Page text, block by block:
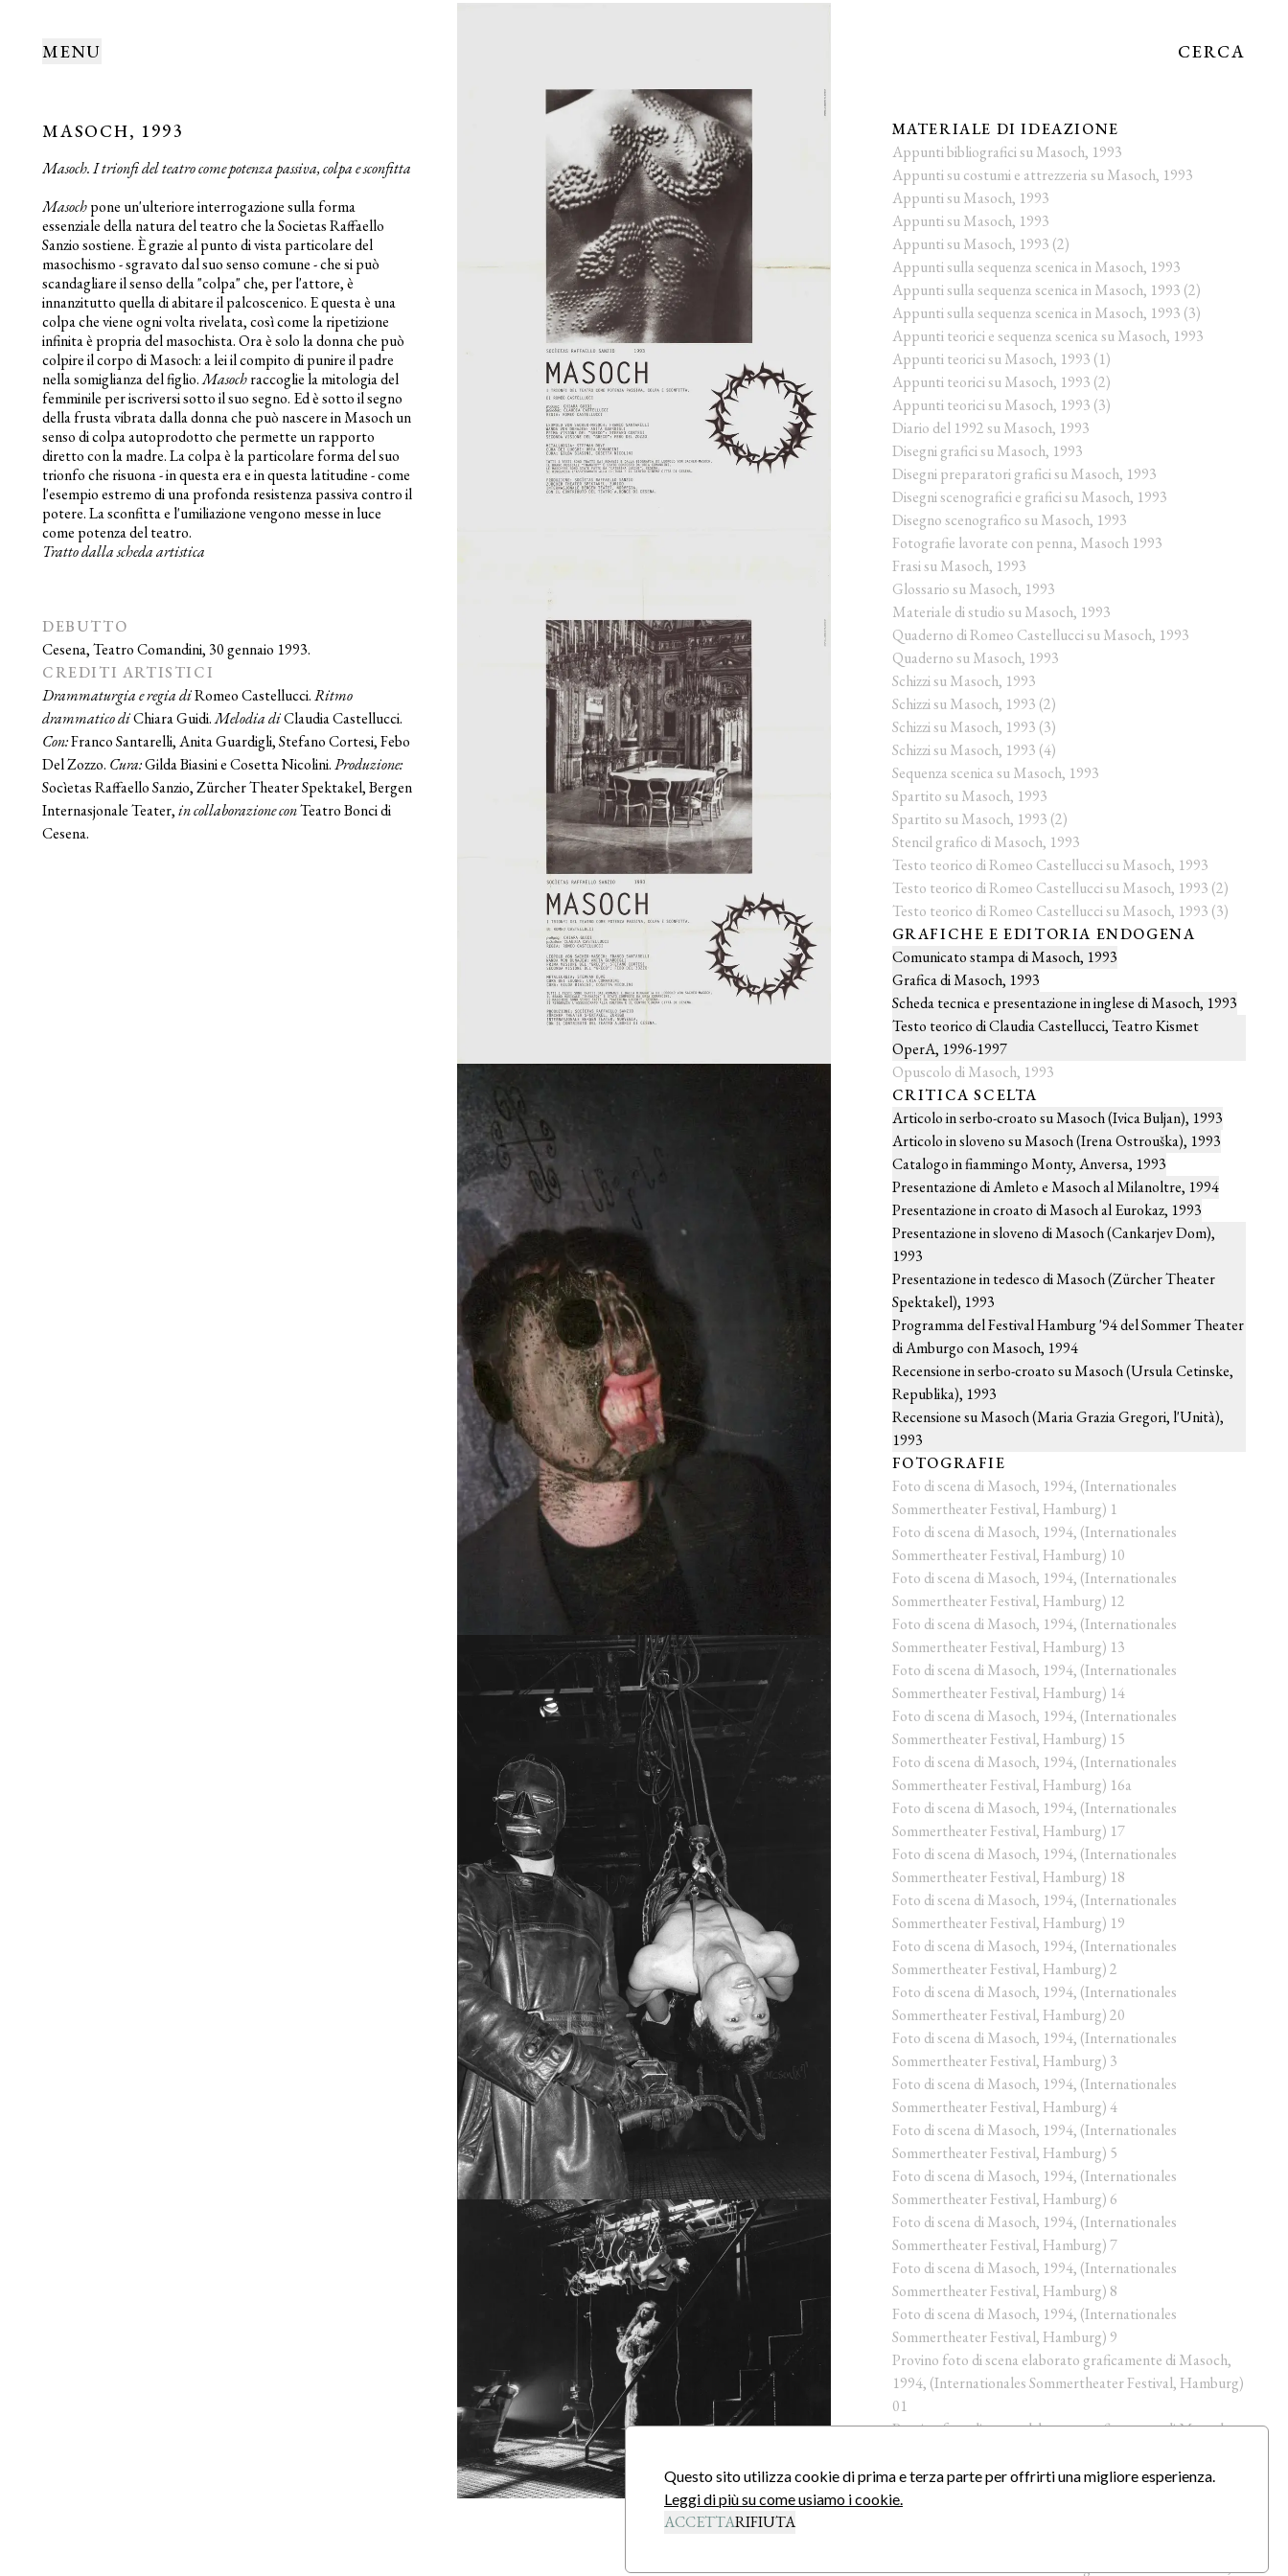
Questo sito utilizza cookie di prima e terza parte per offrirti una migliore esperienza.
Leggi di più su come usiamo i cookie.
ACCETTARIFIUTA
MENU CERCA
MASOCH, 1993
Masoch. I trionfi del teatro come potenza passiva, colpa e sconfitta
Masochpone un'ulteriore interrogazione sulla forma
essenziale della natura del teatro che la Societas Raffaello
Sanzio sostiene. È grazie al punto di vista particolare del
masochismo - sgravato dal suo senso comune - che si può
scandagliare il senso della "colpa" che, per l'attore, è
innanzitutto quella di abitare il palcoscenico. E questa è una
colpa che viene ogni volta rivelata, così come la ripetizione
infinita è propria del masochista. Ora è solo la donna che può
colpire il corpo di Masoch: a lei il compito di punire il padre
nella somiglianza del figlio.Masochraccoglie la mitologia del
femminile per iscriversi sotto il suo segno. Ed è sotto il segno
della frusta vibrata dalla donna che può nascere in Masoch un
senso di colpa autoprodotto che permette un rapporto
diretto con la madre. La colpa è la particolare forma del suo
trionfo che risuona - in questa era e in questa latitudine - come
l'esempio estremo di una profonda resistenza passiva contro il
potere. La sconfitta e l'umiliazione vengono messe in luce
come potenza del teatro.
Tratto dalla scheda artistica
DEBUTTO
Cesena, Teatro Comandini, 30 gennaio 1993.
CREDITI ARTISTICI
Drammaturgia e regia diRomeo Castellucci.Ritmo
drammatico diChiara Guidi.Melodia diClaudia Castellucci.
Con:Franco Santarelli, Anita Guardigli, Stefano Cortesi, Febo
Del Zozzo. Cura:Gilda Biasini e Cosetta Nicolini.Produzione:
Socìetas Raffaello Sanzio, Zürcher Theater Spektakel, Bergen
Internasjonale Teater,in collaborazione conTeatro Bonci di
Cesena.
MATERIALE DI IDEAZIONE
Appunti bibliografici su Masoch, 1993
Appunti su costumi e attrezzeria su Masoch, 1993
Appunti su Masoch, 1993
Appunti su Masoch, 1993
Appunti su Masoch, 1993 (2)
Appunti sulla sequenza scenica in Masoch, 1993
Appunti sulla sequenza scenica in Masoch, 1993 (2)
Appunti sulla sequenza scenica in Masoch, 1993 (3)
Appunti teorici e sequenza scenica su Masoch, 1993
Appunti teorici su Masoch, 1993 (1)
Appunti teorici su Masoch, 1993 (2)
Appunti teorici su Masoch, 1993 (3)
Diario del 1992 su Masoch, 1993
Disegni grafici su Masoch, 1993
Disegni preparatori grafici su Masoch, 1993
Disegni scenografici e grafici su Masoch, 1993
Disegno scenografico su Masoch, 1993
Fotografie lavorate con penna, Masoch 1993
Frasi su Masoch, 1993
Glossario su Masoch, 1993
Materiale di studio su Masoch, 1993
Quaderno di Romeo Castellucci su Masoch, 1993
Quaderno su Masoch, 1993
Schizzi su Masoch, 1993
Schizzi su Masoch, 1993 (2)
Schizzi su Masoch, 1993 (3)
Schizzi su Masoch, 1993 (4)
Sequenza scenica su Masoch, 1993
Spartito su Masoch, 1993
Spartito su Masoch, 1993 (2)
Stencil grafico di Masoch, 1993
Testo teorico di Romeo Castellucci su Masoch, 1993
Testo teorico di Romeo Castellucci su Masoch, 1993 (2)
Testo teorico di Romeo Castellucci su Masoch, 1993 (3)
GRAFICHE E EDITORIA ENDOGENA
Comunicato stampa di Masoch, 1993
Grafica di Masoch, 1993
Scheda tecnica e presentazione in inglese di Masoch, 1993
Testo teorico di Claudia Castellucci, Teatro Kismet
OperA, 1996-1997
Opuscolo di Masoch, 1993
CRITICA SCELTA
Articolo in serbo-croato su Masoch (Ivica Buljan), 1993
Articolo in sloveno su Masoch (Irena Ostrouška), 1993
Catalogo in fiammingo Monty, Anversa, 1993
Presentazione di Amleto e Masoch al Milanoltre, 1994
Presentazione in croato di Masoch al Eurokaz, 1993
Presentazione in sloveno di Masoch (Cankarjev Dom),
1993
Presentazione in tedesco di Masoch (Zürcher Theater
Spektakel), 1993
Programma del Festival Hamburg '94 del Sommer Theater
di Amburgo con Masoch, 1994
Recensione in serbo-croato su Masoch (Ursula Cetinske,
Republika), 1993
Recensione su Masoch (Maria Grazia Gregori, l'Unità),
1993
FOTOGRAFIE
Foto di scena di Masoch, 1994, (Internationales
Sommertheater Festival, Hamburg) 1
Foto di scena di Masoch, 1994, (Internationales
Sommertheater Festival, Hamburg) 10
Foto di scena di Masoch, 1994, (Internationales
Sommertheater Festival, Hamburg) 12
Foto di scena di Masoch, 1994, (Internationales
Sommertheater Festival, Hamburg) 13
Foto di scena di Masoch, 1994, (Internationales
Sommertheater Festival, Hamburg) 14
Foto di scena di Masoch, 1994, (Internationales
Sommertheater Festival, Hamburg) 15
Foto di scena di Masoch, 1994, (Internationales
Sommertheater Festival, Hamburg) 16a
Foto di scena di Masoch, 1994, (Internationales
Sommertheater Festival, Hamburg) 17
Foto di scena di Masoch, 1994, (Internationales
Sommertheater Festival, Hamburg) 18
Foto di scena di Masoch, 1994, (Internationales
Sommertheater Festival, Hamburg) 19
Foto di scena di Masoch, 1994, (Internationales
Sommertheater Festival, Hamburg) 2
Foto di scena di Masoch, 1994, (Internationales
Sommertheater Festival, Hamburg) 20
Foto di scena di Masoch, 1994, (Internationales
Sommertheater Festival, Hamburg) 3
Foto di scena di Masoch, 1994, (Internationales
Sommertheater Festival, Hamburg) 4
Foto di scena di Masoch, 1994, (Internationales
Sommertheater Festival, Hamburg) 5
Foto di scena di Masoch, 1994, (Internationales
Sommertheater Festival, Hamburg) 6
Foto di scena di Masoch, 1994, (Internationales
Sommertheater Festival, Hamburg) 7
Foto di scena di Masoch, 1994, (Internationales
Sommertheater Festival, Hamburg) 8
Foto di scena di Masoch, 1994, (Internationales
Sommertheater Festival, Hamburg) 9
Provino foto di scena elaborato graficamente di Masoch,
1994, (Internationales Sommertheater Festival, Hamburg)
01
Provino foto di scena elaborato graficamente di Masoch,
02
Provino foto di scena elaborato graficamente di Masoch,